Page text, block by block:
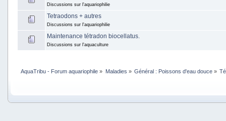
Discussions sur l'aquariophilie
Tetraodons + autres
Discussions sur l'aquariophilie
Maintenance tétradon biocellatus.
Discussions sur l'aquaculture
AquaTribu - Forum aquariophile » Maladies » Général : Poissons d'eau douce»